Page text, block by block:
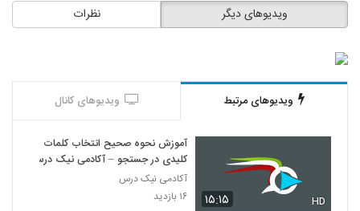
نظرات ویدیوهای دیگر
ویدیوهای مرتبط ویدیوهای کانال
۱۵:۱۵ HD
آموزش نحوه صحیح انتخاب کلمات
کلیدی در جستجو – آکادمی نیک درس
آکادمی نیک درس
۱۶ بازدید